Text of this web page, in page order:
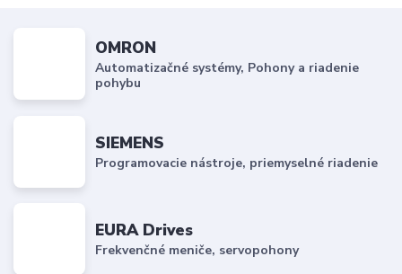
OMRON
Automatizačné systémy, Pohony a riadenie
pohybu
SIEMENS
Programovacie nástroje, priemyselné riadenie
EURA Drives
Frekvenčné meniče, servopohony